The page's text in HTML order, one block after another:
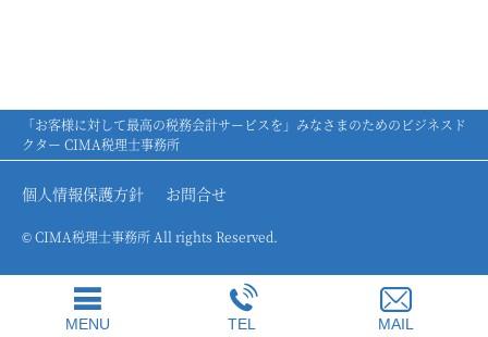
「お客様に対して最高の税務会計サービスを」みなさまのためのビジネスド
クター CIMA税理士事務所
個人情報保護方針 お問合せ
© CIMA税理士事務所 All rights Reserved.
MENU TEL MAIL